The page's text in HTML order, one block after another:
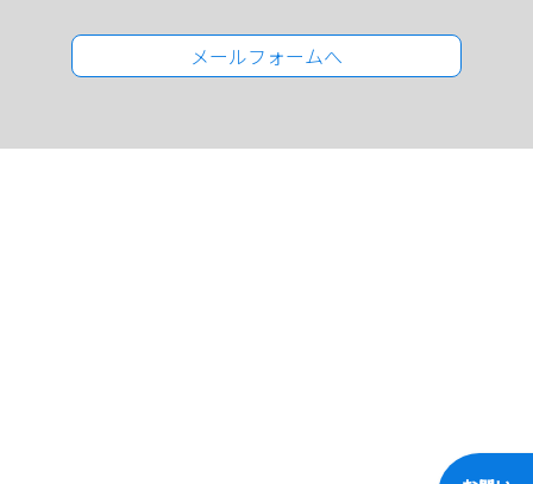
メールフォームへ